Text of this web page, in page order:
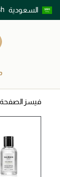
السعودية
اكتشفوا
فيسز الصفحة